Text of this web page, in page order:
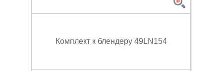
Комплект к блендеру 49LN154